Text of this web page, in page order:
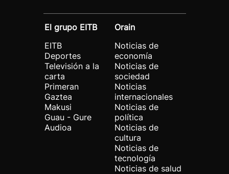
El grupo EITB
EITB
Deportes
Televisión a la
carta
Primeran
Gaztea
Makusi
Guau - Gure
Audioa
Orain
Noticias de
economía
Noticias de
sociedad
Noticias
internacionales
Noticias de
política
Noticias de
cultura
Noticias de
tecnología
Noticias de salud